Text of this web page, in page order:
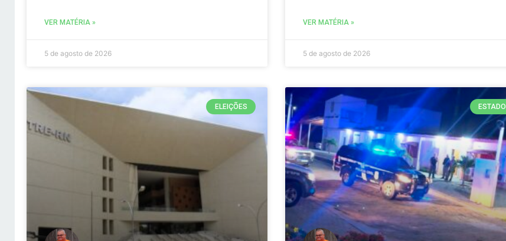
VER MATÉRIA »
5 de agosto de 2026
VER MATÉRIA »
5 de agosto de 2026
ELEIÇÕES ESTADO